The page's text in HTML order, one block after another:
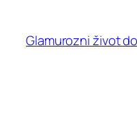
content
Glamurozni život